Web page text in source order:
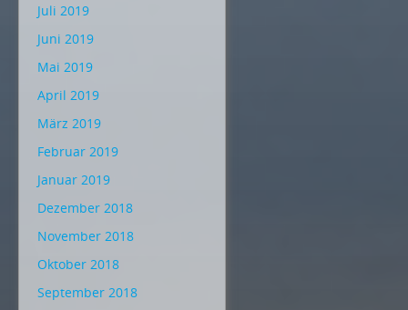
Juli 2019
Juni 2019
Mai 2019
April 2019
März 2019
Februar 2019
Januar 2019
Dezember 2018
November 2018
Oktober 2018
September 2018